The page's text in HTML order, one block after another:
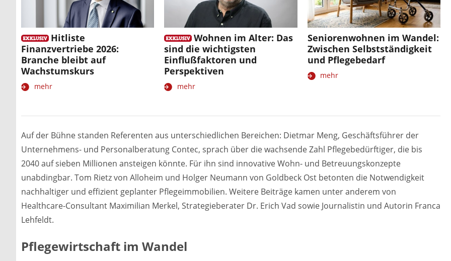
Hitliste
Finanzvertriebe 2026:
Branche bleibt auf
Wachstumskurs
mehr
Wohnen im Alter: Das
sind die wichtigsten
Einflußfaktoren und
Perspektiven
mehr
Seniorenwohnen im Wandel:
Zwischen Selbstständigkeit
und Pflegebedarf
mehr
Auf der Bühne standen Referenten aus unterschiedlichen Bereichen: Dietmar Meng, Geschäftsführer der
Unternehmens- und Personalberatung Contec, sprach über die wachsende Zahl Pflegebedürftiger, die bis
2040 auf sieben Millionen ansteigen könnte. Für ihn sind innovative Wohn- und Betreuungskonzepte
unabdingbar. Tom Rietz von Alloheim und Holger Neumann von Goldbeck Ost betonten die Notwendigkeit
nachhaltiger und effizient geplanter Pflegeimmobilien. Weitere Beiträge kamen unter anderem von
Healthcare-Consultant Maximilian Merkel, Strategieberater Dr. Erich Vad sowie Journalistin und Autorin Franca
Lehfeldt.
Pflegewirtschaft im Wandel